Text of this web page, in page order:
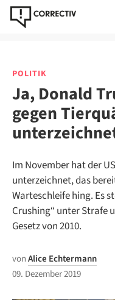
POLITIK
Ja, Donald
gegen
Im November hat der
unterzeichnet, das
Warteschleife hing. Es
Crushing“ unter Strafe
Gesetz von 2010.
vonAlice Echtermann
09. Dezember 2019